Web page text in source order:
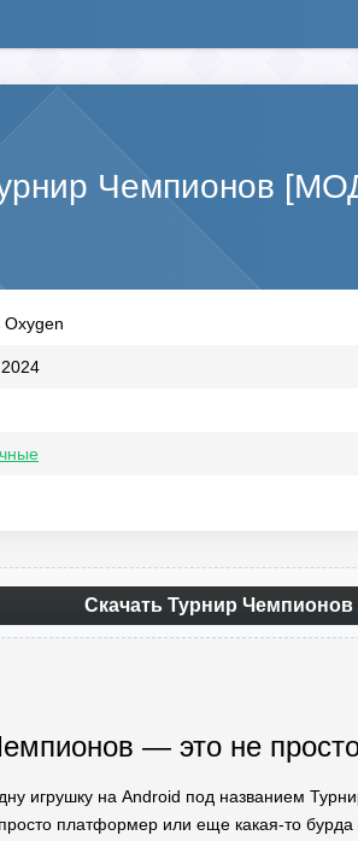
Чемпионов
Oxygen
Скачать Турнир
— это не
игрушку на Android под названием
платформер или еще какая-то